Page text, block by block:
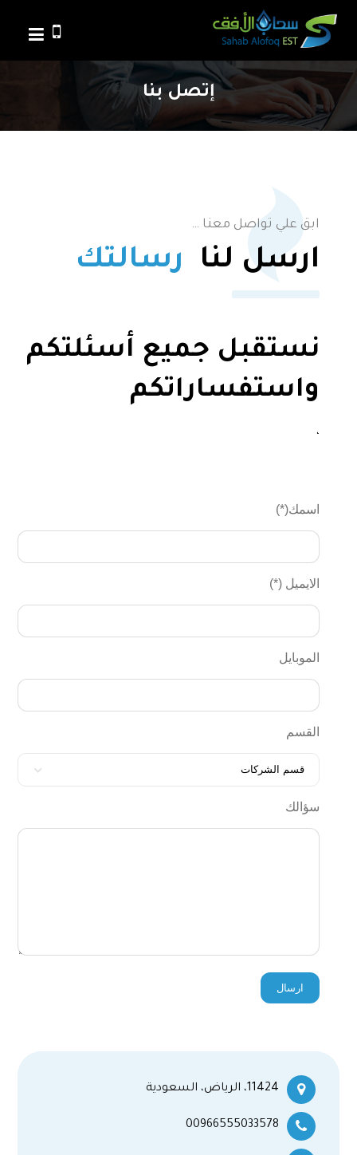
إتصل بنا
ابق علي تواصل معنا …
ارسل لنا رسالتك
نستقبل جميع أسئلتكم
واستفساراتكم
،
اسمك(*)
الايميل (*)
الموبايل
القسم
قسم الشركات
سؤالك
ارسال
11424، الرياض، السعودية
00966555033578